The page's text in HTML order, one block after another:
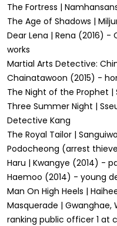
The Fortress |
The Age of Shadows |
Dear Lena | Rena (2016)
works
Martial Arts Detective:
Chainatawoon (2015) -
The Night of the Prophet |
Three Summer Night |
Detective Kang
The Royal Tailor |
Podocheong (arrest
Haru | Kwangye (2014) -
Haemoo (2014) - young
Man On High Heels |
Masquerade | Gwanghae,
ranking public officer 1 at